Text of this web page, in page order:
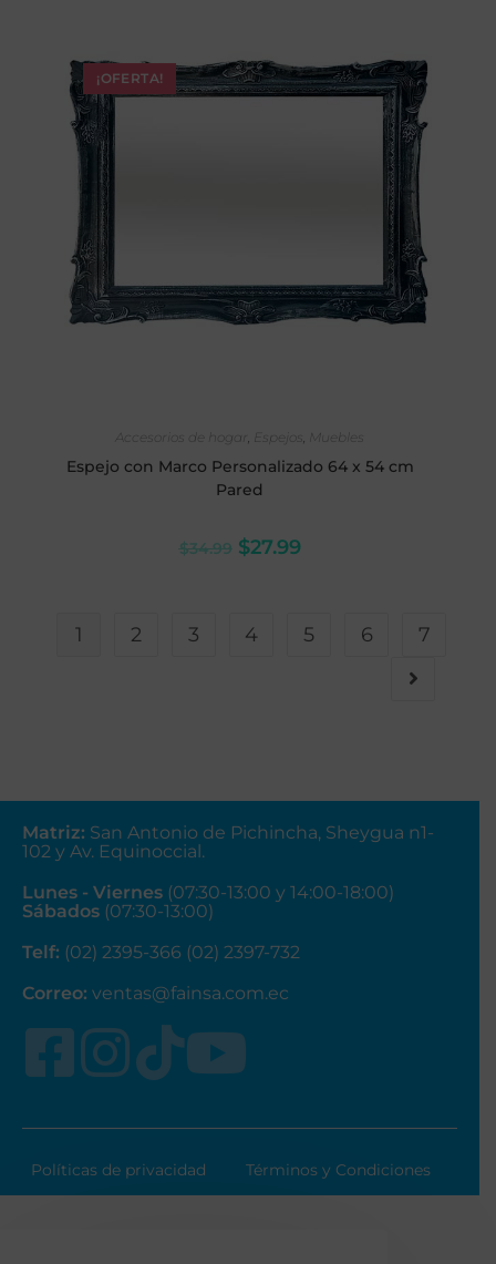
¡OFERTA!
Accesorios de hogar , Espejos , Muebles
Espejo con Marco Personalizado 64 x 54 cm
Pared
$34.99 $27.99
1 2 3 4 5 6 7
Matriz: San Antonio de Pichincha, Sheygua n1-
102 y Av. Equinoccial.
Lunes - Viernes (07:30-13:00 y 14:00-18:00)
Sábados (07:30-13:00)
Telf: (02) 2395-366 (02) 2397-732
Correo: ventas@fainsa.com.ec
Políticas de privacidad Términos y Condiciones